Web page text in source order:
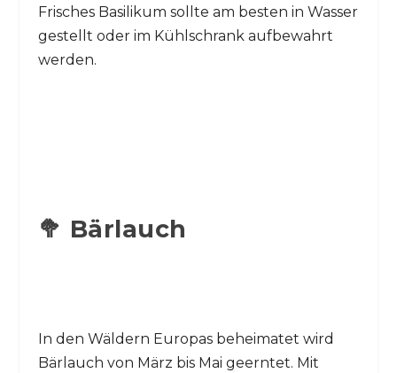
Frisches Basilikum sollte am besten in Wasser
gestellt oder im Kühlschrank aufbewahrt
werden.
🥦 Bärlauch
In den Wäldern Europas beheimatet wird
Bärlauch von März bis Mai geerntet. Mit